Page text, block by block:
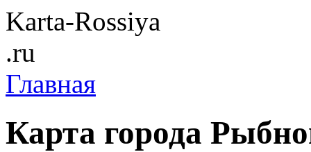
Karta-Rossiya
.ru
Главная
Карта города